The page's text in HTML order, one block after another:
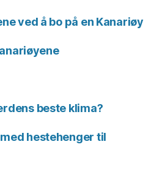
ved å bo på en Kanariøy
beste klima?
hestehenger til